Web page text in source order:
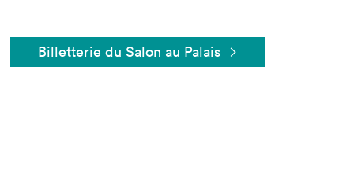
Billetterie du Salon au Palais